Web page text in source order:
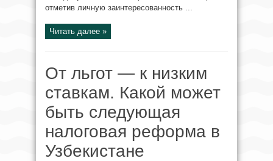
отметив личную заинтересованность ...
Читать далее »
От льгот — к низким
ставкам. Какой может
быть следующая
налоговая реформа в
Узбекистане